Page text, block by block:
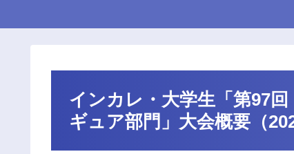
インカレ・大学生「第97
ギュア部門」大会概要（